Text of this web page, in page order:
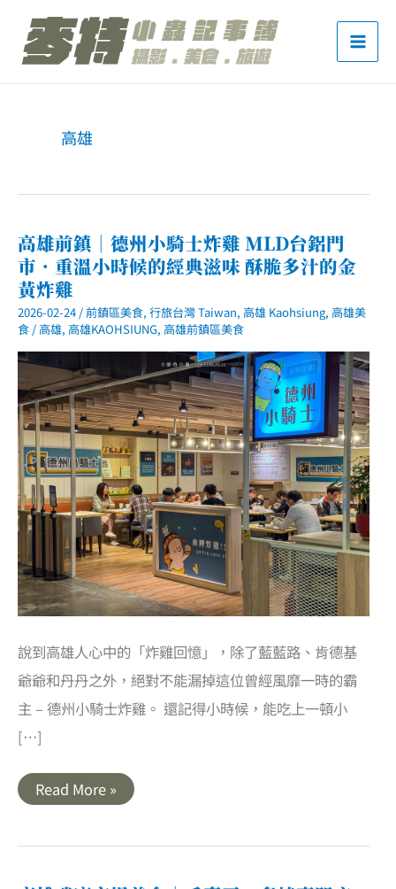
高雄
高雄前鎮｜德州小騎士炸雞 MLD台鋁門
市．重溫小時候的經典滋味 酥脆多汁的金
黃炸雞
2026-02-24 /前鎮區美食, 行旅台灣 Taiwan, 高雄 Kaohsiung, 高雄美
食 /高雄, 高雄KAOHSIUNG, 高雄前鎮區美食
說到高雄人心中的「炸雞回憶」，除了藍藍路、肯德基
爺爺和丹丹之外，絕對不能漏掉這位曾經風靡一時的霸
主 – 德州小騎士炸雞。 還記得小時候，能吃上一頓小
[…]
高
雄
｜
Read More »